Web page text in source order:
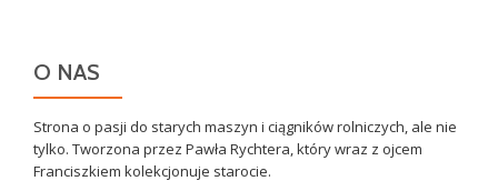
O NAS
Strona o pasji do starych maszyn i ciągników rolniczych, ale nie
tylko. Tworzona przez Pawła Rychtera, który wraz z ojcem
Franciszkiem kolekcjonuje starocie.